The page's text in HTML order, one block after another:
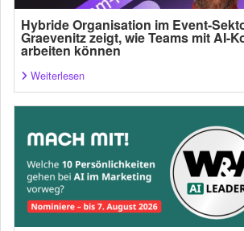
Hybride Organisation im Event-
Graevenitz zeigt, wie Teams mit AI-
arbeiten können
Weiterlesen